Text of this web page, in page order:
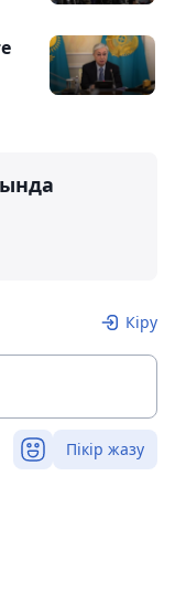
Кіру
Пікір жазу